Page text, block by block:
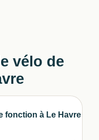
vélo de
fonction à Le Havre